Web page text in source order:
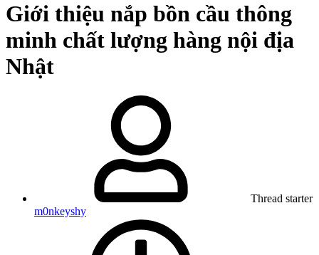
Giới thiệu nắp bồn cầu thông
minh chất lượng hàng nội địa
Nhật
Thread starter
m0nkeyshy